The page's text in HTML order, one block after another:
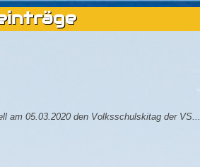
am 05.03.2020 den Volksschulskitag der VS...